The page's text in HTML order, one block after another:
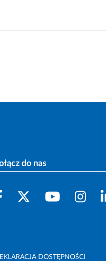
do nas
DOSTĘPNOŚCI